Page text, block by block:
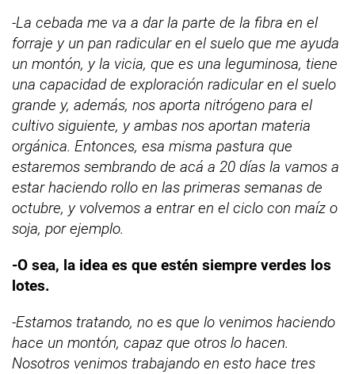
-La cebada me va a dar la parte de la fibra en el
forraje y un pan radicular en el suelo que me ayuda
un montón, y la vicia, que es una leguminosa, tiene
una capacidad de exploración radicular en el suelo
grande y, además, nos aporta nitrógeno para el
cultivo siguiente, y ambas nos aportan materia
orgánica. Entonces, esa misma pastura que
estaremos sembrando de acá a 20 días la vamos a
estar haciendo rollo en las primeras semanas de
octubre, y volvemos a entrar en el ciclo con maíz o
soja, por ejemplo.
-O sea, la idea es que estén siempre verdes los
lotes.
-Estamos tratando, no es que lo venimos haciendo
hace un montón, capaz que otros lo hacen.
Nosotros venimos trabajando en esto hace tres